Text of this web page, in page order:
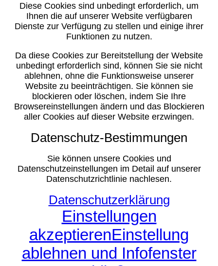
Diese Cookies sind unbedingt erforderlich, um
Ihnen die auf unserer Website verfügbaren
Dienste zur Verfügung zu stellen und einige ihrer
Funktionen zu nutzen.
Da diese Cookies zur Bereitstellung der Website
unbedingt erforderlich sind, können Sie sie nicht
ablehnen, ohne die Funktionsweise unserer
Website zu beeinträchtigen. Sie können sie
blockieren oder löschen, indem Sie Ihre
Browsereinstellungen ändern und das Blockieren
aller Cookies auf dieser Website erzwingen.
Datenschutz-Bestimmungen
Sie können unsere Cookies und
Datenschutzeinstellungen im Detail auf unserer
Datenschutzrichtlinie nachlesen.
Datenschutzerklärung
Einstellungen
akzeptierenEinstellung
ablehnen und Infofenster